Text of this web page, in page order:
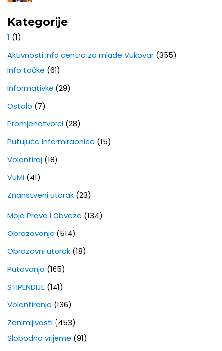
Kategorije
1 (1)
Aktivnosti Info centra za mlade Vukovar (355)
Info točke (61)
Informativke (29)
Ostalo (7)
Promjenotvorci (28)
Putujuće informiraonice (15)
Volontiraj (18)
VuMi (41)
Znanstveni utorak (23)
Moja Prava i Obveze (134)
Obrazovanje (514)
Obrazovni utorak (18)
Putovanja (165)
STIPENDIJE (141)
Volontiranje (136)
Zanimljivosti (453)
Slobodno vrijeme (91)